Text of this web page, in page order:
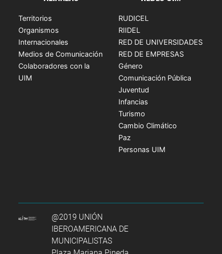
Territorios
Organismos
Internacionales
Medios de Comunicación
Colaboradores con la
UIM
RUDICEL
RIIDEL
RED DE UNIVERSIDADES
RED DE EMPRESAS
Género
Comunicación Pública
Juventud
Infancias
Turismo
Cambio Climático
Paz
Personas UIM
@2019 UNIÓN
IBEROAMERICANA DE
MUNICIPALISTAS